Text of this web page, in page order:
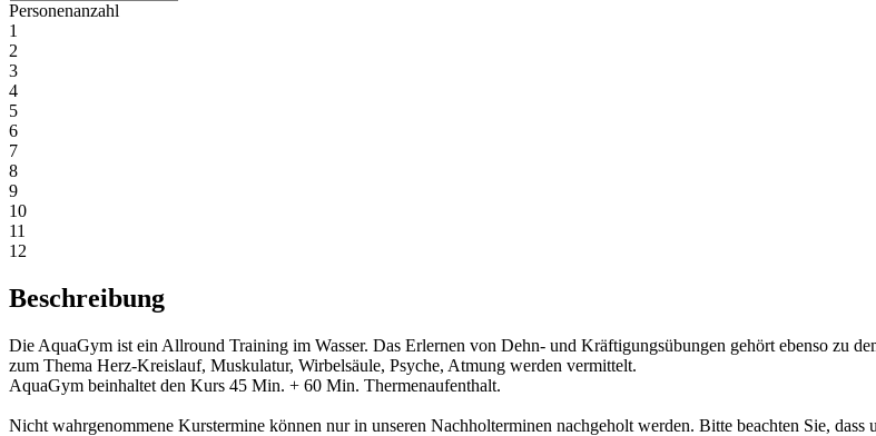
Personenanzahl
1
2
3
4
5
6
7
8
9
10
11
12
Beschreibung
Die AquaGym ist ein Allround Training im Wasser. Das Erlernen von Dehn- und Kräftigungsübungen gehört ebenso zu
zum Thema Herz-Kreislauf, Muskulatur, Wirbelsäule, Psyche, Atmung werden vermittelt.
AquaGym beinhaltet den Kurs 45 Min. + 60 Min. Thermenaufenthalt.
Nicht wahrgenommene Kurstermine können nur in unseren Nachholterminen nachgeholt werden. Bitte beachten Sie, dass